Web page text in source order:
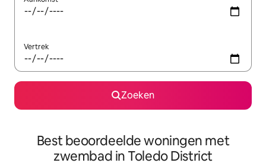
Vertrek
Zoeken
Best beoordeelde woningen met
zwembad in Toledo District